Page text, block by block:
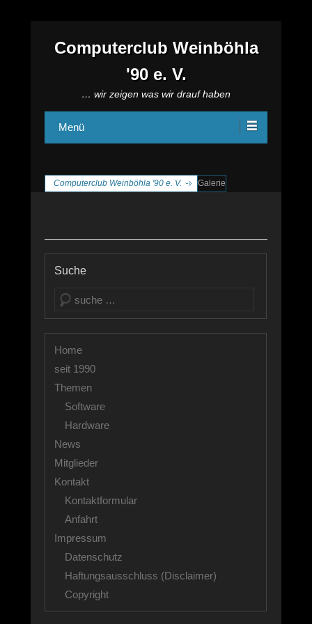
Computerclub Weinböhla
'90 e. V.
… wir zeigen was wir drauf haben
Menü
Computerclub Weinböhla '90 e. V. Galerie
Suche
Suchen
Home
seit 1990
Themen
Software
Hardware
News
Mitglieder
Kontakt
Kontaktformular
Anfahrt
Impressum
Datenschutz
Haftungsausschluss (Disclaimer)
Copyright